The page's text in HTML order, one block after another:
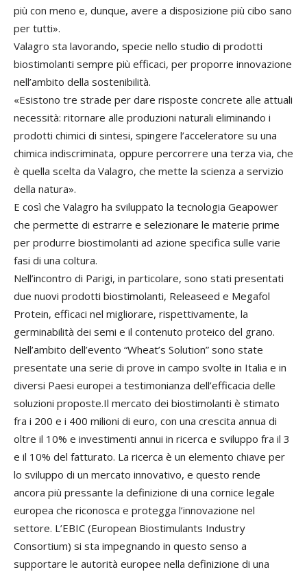
più con meno e, dunque, avere a disposizione più cibo sano
per tutti».
Valagro sta lavorando, specie nello studio di prodotti
biostimolanti sempre più efficaci, per proporre innovazione
nell’ambito della sostenibilità.
«Esistono tre strade per dare risposte concrete alle attuali
necessità: ritornare alle produzioni naturali eliminando i
prodotti chimici di sintesi, spingere l’acceleratore su una
chimica indiscriminata, oppure percorrere una terza via, che
è quella scelta da Valagro, che mette la scienza a servizio
della natura».
E così che Valagro ha sviluppato la tecnologia Geapower
che permette di estrarre e selezionare le materie prime
per produrre biostimolanti ad azione specifica sulle varie
fasi di una coltura.
Nell’incontro di Parigi, in particolare, sono stati presentati
due nuovi prodotti biostimolanti, Releaseed e Megafol
Protein, efficaci nel migliorare, rispettivamente, la
germinabilità dei semi e il contenuto proteico del grano.
Nell’ambito dell’evento “Wheat’s Solution” sono state
presentate una serie di prove in campo svolte in Italia e in
diversi Paesi europei a testimonianza dell’efficacia delle
soluzioni proposte.Il mercato dei biostimolanti è stimato
fra i 200 e i 400 milioni di euro, con una crescita annua di
oltre il 10% e investimenti annui in ricerca e sviluppo fra il 3
e il 10% del fatturato. La ricerca è un elemento chiave per
lo sviluppo di un mercato innovativo, e questo rende
ancora più pressante la definizione di una cornice legale
europea che riconosca e protegga l’innovazione nel
settore. L’EBIC (European Biostimulants Industry
Consortium) si sta impegnando in questo senso a
supportare le autorità europee nella definizione di una